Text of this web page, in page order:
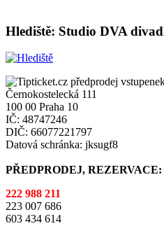
Hlediště: Studio DVA
Černokostelecká 111
100 00 Praha 10
IČ: 48747246
DIČ: 66077221797
Datová schránka: jksugf8
PŘEDPRODEJ, REZERVACE:
222 988 211
223 007 686
603 434 614